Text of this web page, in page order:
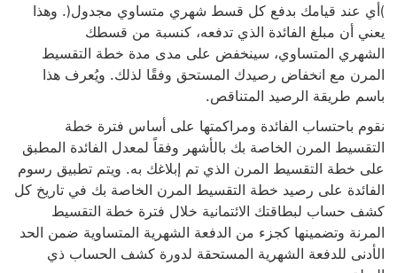
)أي عند قيامك بدفع كل قسط شهري متساوي مجدول(. وهذا
يعني أن مبلغ الفائدة الذي تدفعه، كنسبة من قسطك
الشهري المتساوي، سينخفض على مدى مدة خطة التقسيط
المرن مع انخفاض رصيدك المستحق وفقًا لذلك. ويُعرف هذا
باسم طريقة الرصيد المتناقص.
نقوم باحتساب الفائدة ومراكمتها على أساس فترة خطة
التقسيط المرن الخاصة بك بالأشهر وفقاً لمعدل الفائدة المطبق
على خطة التقسيط المرن الذي تم إبلاغك به. ويتم تطبيق رسوم
الفائدة على رصيد خطة التقسيط المرن الخاصة بك في تاريخ كل
كشف حساب لبطاقتك الائتمانية خلال فترة خطة التقسيط
المرنة وتضمينها كجزء من الدفعة الشهرية المتساوية ضمن الحد
الأدنى للدفعة الشهرية المستحقة لدورة كشف الحساب ذي